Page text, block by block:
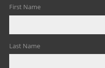
First Name
Last Name